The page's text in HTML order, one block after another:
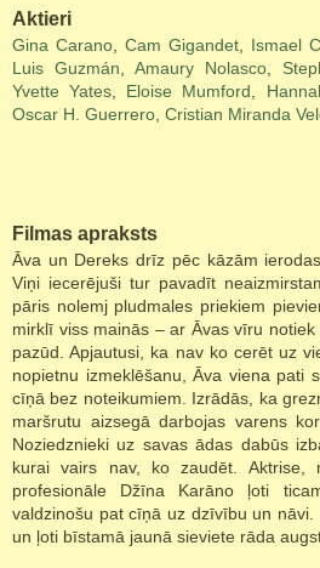
Aktieri
Gina Carano Cam Gigandet Ismael
Luis Guzmán
Amaury Nolasco
Yvette Yates
Eloise Mumford
Oscar H. Guerrero Cristian Miranda
Filmas apraksts
Āva un Dereks drīz pēc kāzām
Viņi iecerējuši tur pavadīt
pāris nolemj pludmales priekiem
mirklī viss mainās – ar Āvas vīru
pazūd. Apjautusi, ka nav ko cerēt uz
nopietnu izmeklēšanu, Āva viena pati
cīņā bez noteikumiem. Izrādās, ka
maršrutu aizsegā darbojas varens
Noziedznieki uz savas ādas dabūs
kurai vairs nav, ko zaudēt. Aktrise,
profesionāle Džīna Karāno ļoti
valdzinošu pat cīņā uz dzīvību un nāvi.
un ļoti bīstamā jaunā sieviete rāda